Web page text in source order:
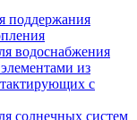
поддержания
водоснабжения
из
с
солнечных систем